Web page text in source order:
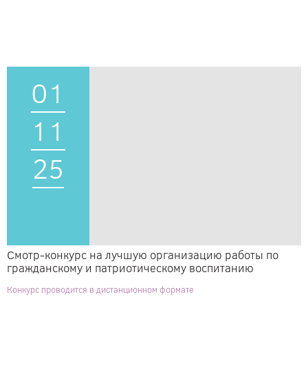
01
11
25
Смотр-конкурс на лучшую организацию работы по
гражданскому и патриотическому воспитанию
Конкурс проводится в дистанционном формате